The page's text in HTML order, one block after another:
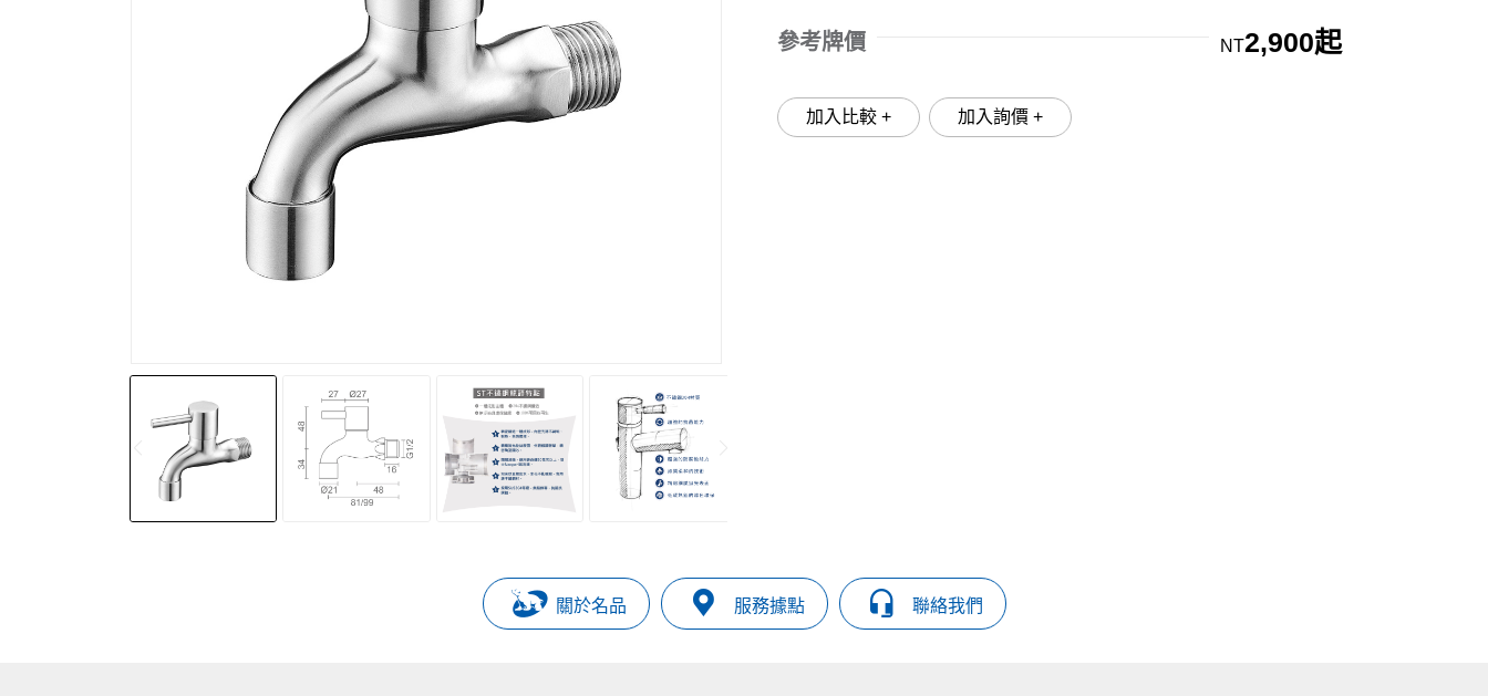
參考牌價 NT2,900起
加入比較 + 加入詢價 +
關於名品 服務據點 聯絡我們